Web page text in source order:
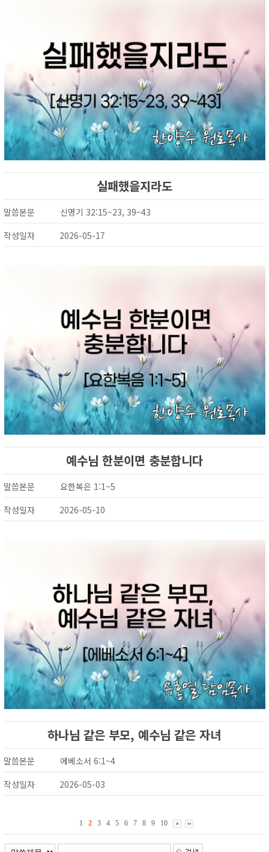
실패했을지라도
말씀본문
신명기 32:15~23, 39~43
작성일자
2026-05-17
예수님 한분이면 충분합니다
말씀본문
요한복은 1:1~5
작성일자
2026-05-10
하나님 같은 부모, 예수님 같은 자녀
말씀본문
에베소서 6:1~4
작성일자
2026-05-03
1 2 3 4 5 6 7 8 9 10